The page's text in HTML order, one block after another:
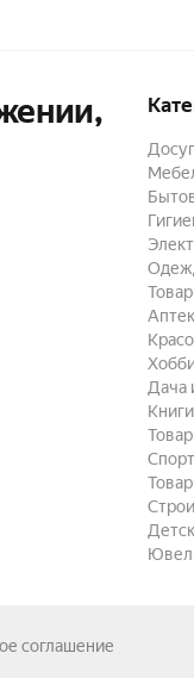
Дача
Книги
соглашение